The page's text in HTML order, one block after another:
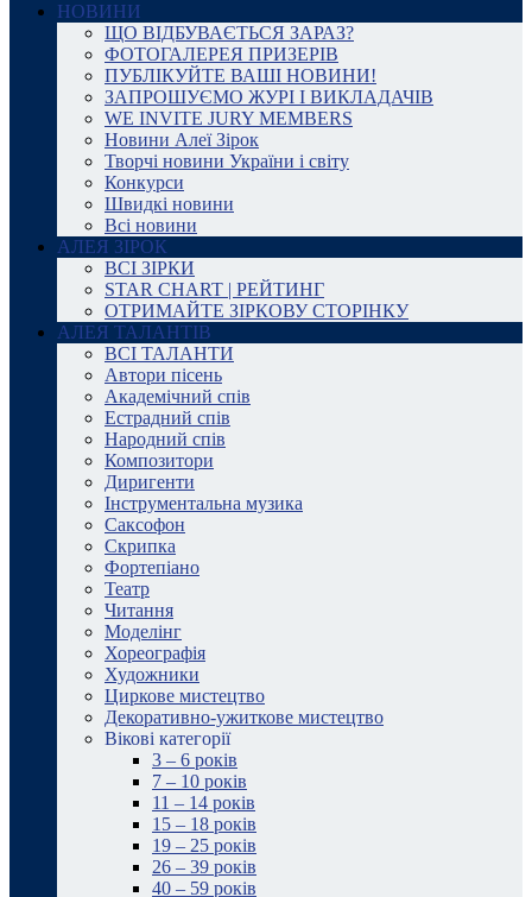
НОВИНИ
ЩО ВІДБУВАЄТЬСЯ ЗАРАЗ?
ФОТОГАЛЕРЕЯ ПРИЗЕРІВ
ПУБЛІКУЙТЕ ВАШІ НОВИНИ!
ЗАПРОШУЄМО ЖУРІ І ВИКЛАДАЧІВ
WE INVITE JURY MEMBERS
Новини Алеї Зірок
Творчі новини України і світу
Конкурси
Швидкі новини
Всі новини
АЛЕЯ ЗІРОК
ВСІ ЗІРКИ
STAR CHART | РЕЙТИНГ
ОТРИМАЙТЕ ЗІРКОВУ СТОРІНКУ
АЛЕЯ ТАЛАНТІВ
ВСІ ТАЛАНТИ
Автори пісень
Академічний спів
Естрадний спів
Народний спів
Композитори
Диригенти
Інструментальна музика
Саксофон
Скрипка
Фортепіано
Театр
Читання
Моделінг
Хореографія
Художники
Циркове мистецтво
Декоративно-ужиткове мистецтво
Вікові категорії
3 – 6 років
7 – 10 років
11 – 14 років
15 – 18 років
19 – 25 років
26 – 39 років
40 – 59 років